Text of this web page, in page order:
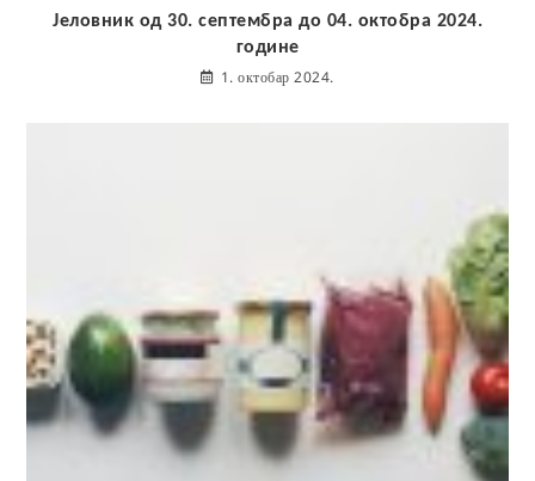
Јеловник од 30. септембра до 04. октобра 2024.
године
1. октобар 2024.